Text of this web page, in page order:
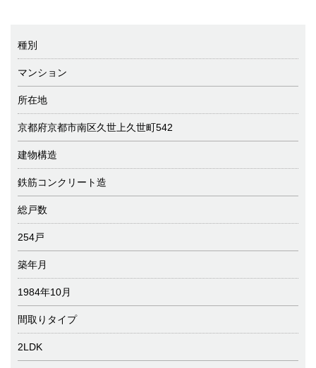
種別
マンション
所在地
京都府京都市南区久世上久世町542
建物構造
鉄筋コンクリート造
総戸数
254戸
築年月
1984年10月
間取りタイプ
2LDK